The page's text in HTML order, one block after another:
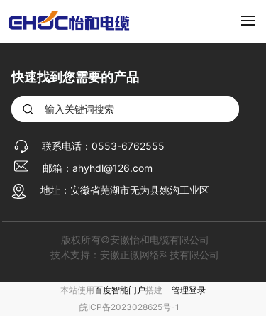
地址： 安徽省芜湖市无为县姚沟工业区
邮箱： ahyhdl@126.com
联系电话： 0553-6762555
快速找到您需要的产品
版权所有©安徽怡和电缆有限公司
技术支持：安徽正微网络科技有限公司
本站使用百度智能门户搭建
管理登录
皖ICP备2023028625号-1